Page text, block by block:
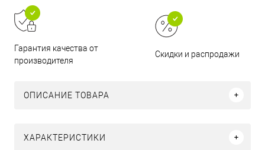
Гарантия качества от
производителя
Скидки и распродажи
ОПИСАНИЕ ТОВАРА
ХАРАКТЕРИСТИКИ